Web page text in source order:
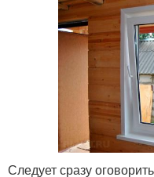
Следует сразу